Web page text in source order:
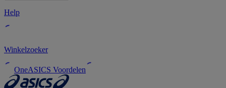
Help
Winkelzoeker
OneASICS Voordelen